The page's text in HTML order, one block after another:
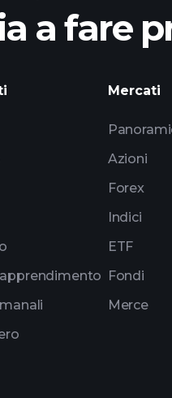
a fare
Mercati
Azioni
Forex
Indici
ETF
Fondi
Merce